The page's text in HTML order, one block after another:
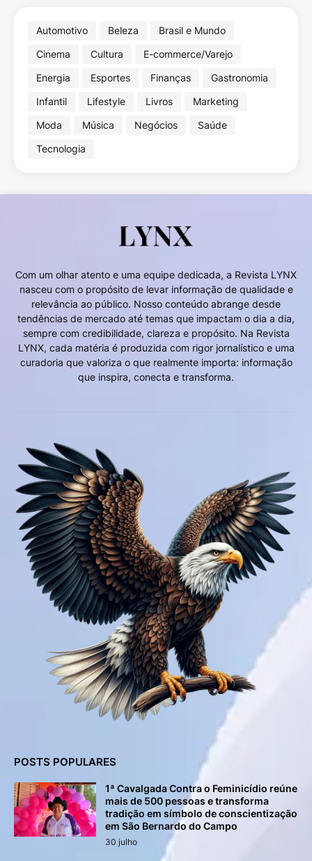
Automotivo Beleza
Brasil e Mundo
Cinema
Cultura
E-commerce/Varejo
Energia
Esportes Finanças
Gastronomia
Infantil
Lifestyle Livros
Marketing
Moda
Música Negócios
Saúde
Tecnologia
Com um olhar atento e uma equipe dedicada, a Revista LYNX
nasceu com o propósito de levar informação de qualidade e
relevância ao público. Nosso conteúdo abrange desde
tendências de mercado até temas que impactam o dia a dia,
sempre com credibilidade, clareza e propósito. Na Revista
LYNX, cada matéria é produzida com rigor jornalístico e uma
curadoria que valoriza o que realmente importa: informação
que inspira, conecta e transforma.
POSTS POPULARES
1ª Cavalgada Contra o Feminicídio reúne
mais de 500 pessoas e transforma
tradição em símbolo de conscientização
em São Bernardo do Campo
30 julho